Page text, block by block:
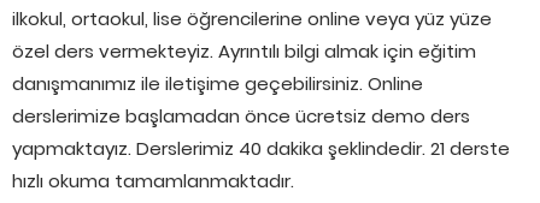
ilkokul, ortaokul, lise öğrencilerine online veya yüz yüze
özel ders vermekteyiz. Ayrıntılı bilgi almak için eğitim
danışmanımız ile iletişime geçebilirsiniz. Online
derslerimize başlamadan önce ücretsiz demo ders
yapmaktayız. Derslerimiz 40 dakika şeklindedir. 21 derste
hızlı okuma tamamlanmaktadır.